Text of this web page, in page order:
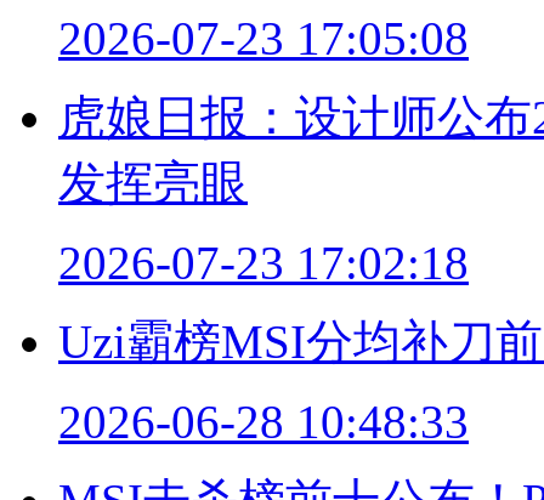
2026-07-23 17:05:08
虎娘日报：设计师公
发挥亮眼
2026-07-23 17:02:18
Uzi霸榜MSI分均补刀
2026-06-28 10:48:33